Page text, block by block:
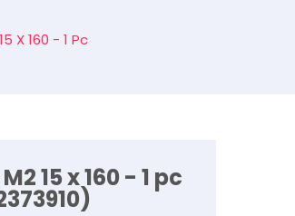
X 160 - 1 Pc
15 x 160 - 1 pc